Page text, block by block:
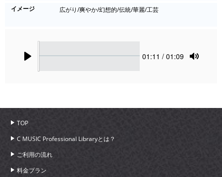
イメージ
広がり/爽やか/幻想的/伝統/華麗/工芸
Current
01:11 / 01:09
TOP
C MUSIC Professional Libraryとは？
ご利用の流れ
料金プラン